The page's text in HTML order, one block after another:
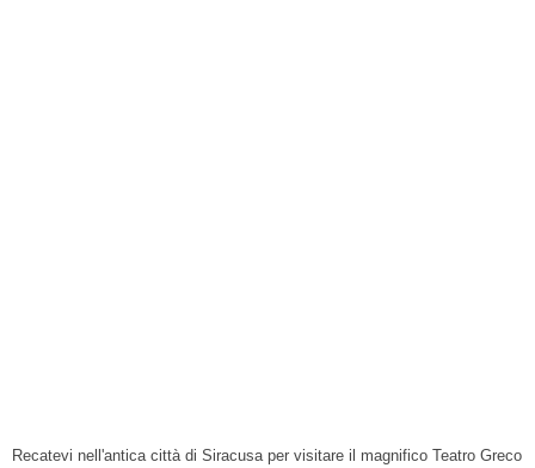
Recatevi nell'antica città di Siracusa per visitare il magnifico Teatro Greco